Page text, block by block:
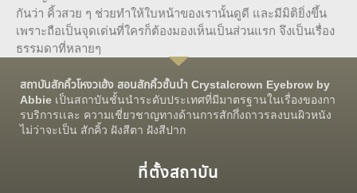
กันว่า คิ้วสวย ๆ ช่วยทำให้ใบหน้าของเรานั้นดูดี และมีมิติยิ่งขึ้น
เพราะถือเป็นจุดเด่นที่ใครก็ต้องมองเห็นเป็นส่วนแรก จึงเป็นเรื่อง
ธรรมดาที่หลายๆ
สถาบันสักคิ้วโหงวเฮ้ง สอนสักคิ้วชั้นนำ Crystalcrown Eyebrow by
Abbie เป็นสถาบันชั้นนำระดับประเทศที่มีมาตรฐานในเรื่องของกา
รบริการเเละ ความเชี่ยวชาญทางด้านการสักกึ่งถาวรลงบนผิวหนัง
ไม่ว่าจะเป็น สักคิ้ว ฝังสีตา ฝังสีปาก
ที่ตั้งสถาบัน